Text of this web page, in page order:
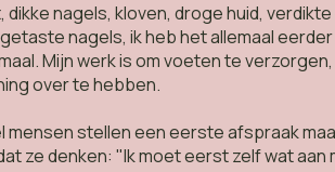
dikke nagels, kloven, droge huid,
nagels, ik heb het allemaal
Mijn werk is om voeten te
over te hebben.
mensen stellen een eerste afspraak
ze denken: "Ik moet eerst zelf wat aan